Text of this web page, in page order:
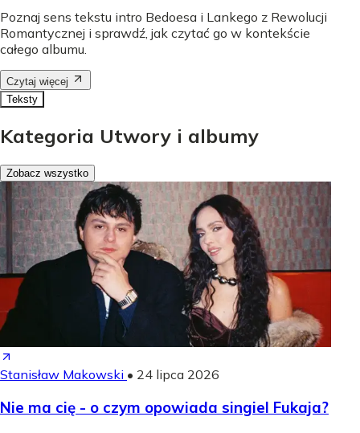
Poznaj sens tekstu intro Bedoesa i Lankego z Rewolucji
Romantycznej i sprawdź, jak czytać go w kontekście
całego albumu.
Czytaj więcej
Teksty
Kategoria Utwory i albumy
Zobacz wszystko
Stanisław Makowski • 24 lipca 2026
Nie ma cię - o czym opowiada singiel Fukaja?